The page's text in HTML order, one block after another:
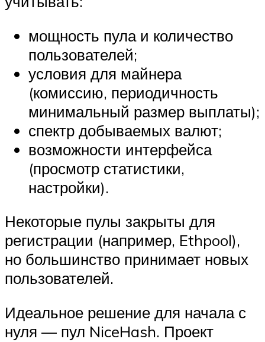
мощность пула и количество
пользователей;
условия для майнера
(комиссию, периодичность
минимальный размер выплаты);
спектр добываемых валют;
возможности интерфейса
(просмотр статистики,
настройки).
Некоторые пулы закрыты для
регистрации (например, Ethpool),
но большинство принимает новых
пользователей.
Идеальное решение для начала с
нуля — пул NiceHash. Проект